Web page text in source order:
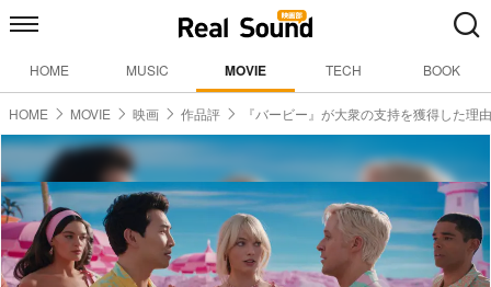
HOME MUSIC MOVIE TECH BOOK
HOME MOVIE 映画 作品評 『バービー』が大衆の支持を獲得した理由